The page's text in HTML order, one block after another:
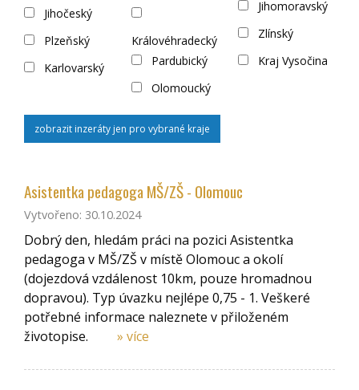
Jihočeský
Plzeňský
Karlovarský
Královéhradecký
Pardubický
Olomoucký
Jihomoravský
Zlínský
Kraj Vysočina
zobrazit inzeráty jen pro vybrané kraje
Asistentka pedagoga MŠ/ZŠ - Olomouc
Vytvořeno: 30.10.2024
Dobrý den, hledám práci na pozici Asistentka
pedagoga v MŠ/ZŠ v místě Olomouc a okolí
(dojezdová vzdálenost 10km, pouze hromadnou
dopravou). Typ úvazku nejlépe 0,75 - 1. Veškeré
potřebné informace naleznete v přiloženém
životopise.
» více